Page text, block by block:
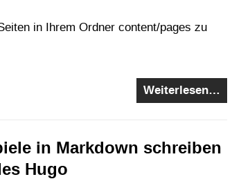
in Ihrem Ordner content/pages zu
Weiterlesen…
in Markdown schreiben
Hugo